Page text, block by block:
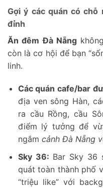
Gợi ý các quán có chỗ
đỉnh
Ăn đêm Đà Nẵng
còn là cơ hội để bạn
linh.
Các quán cafe/bar
địa ven sông Hàn,
ra cầu Rồng, cầu
điểm lý tưởng để
ngắm cảnh Đà Nẵng
Sky 36: Bar Sky 36
quát toàn thành phố
“triệu like” với